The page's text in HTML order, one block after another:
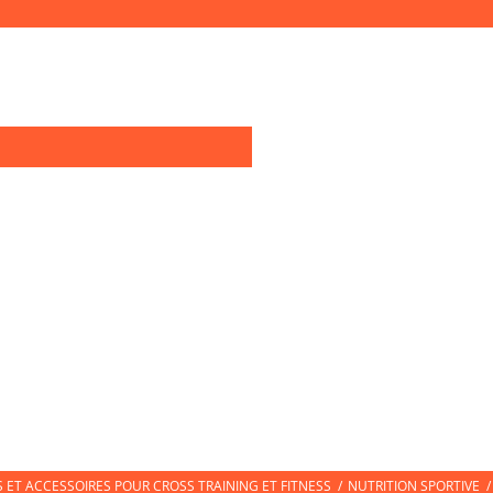
ACCESSOIRES POUR CROSS TRAINING ET FITNESS / NUTRITION SPORTIVE /